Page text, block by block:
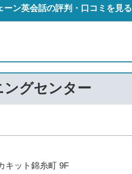
ーン英会話の評判・口コミを見る
ングセンター
キット錦糸町 9F